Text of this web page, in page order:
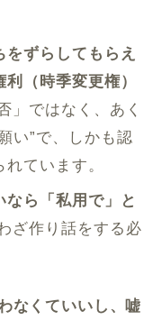
ずらしてもらえ
（時季変更権）
」ではなく、あく
い”で、しかも認
ています。
ら「私用で」と
ざ作り話をする必
なくていいし、嘘